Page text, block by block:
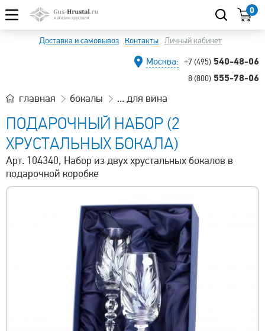
0
Доставка и самовывоз Контакты Личный кабинет
Москва: +7 (495) 540-48-06
8 (800) 555-78-06
главная бокалы ... для вина
ПОДАРОЧНЫЙ НАБОР (2
ХРУСТАЛЬНЫХ БОКАЛА)
Арт. 104340, Набор из двух хрустальных бокалов в
подарочной коробке